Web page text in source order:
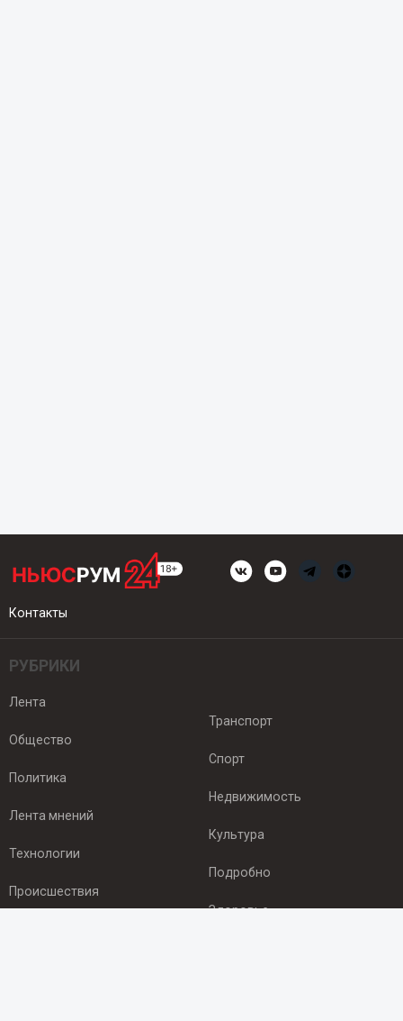
Контакты
РУБРИКИ
Лента
Общество
Политика
Лента мнений
Технологии
Происшествия
Транспорт
Спорт
Недвижимость
Культура
Подробно
Здоровье